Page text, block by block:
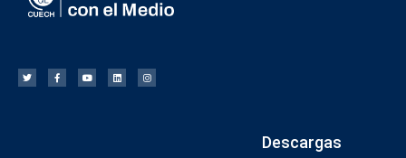
Descargas